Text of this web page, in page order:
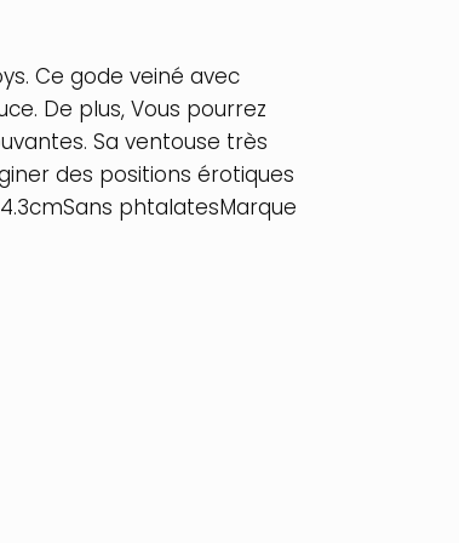
Ce gode veiné avec
De plus, Vous pourrez
Sa ventouse très
des positions érotiques
phtalatesMarque